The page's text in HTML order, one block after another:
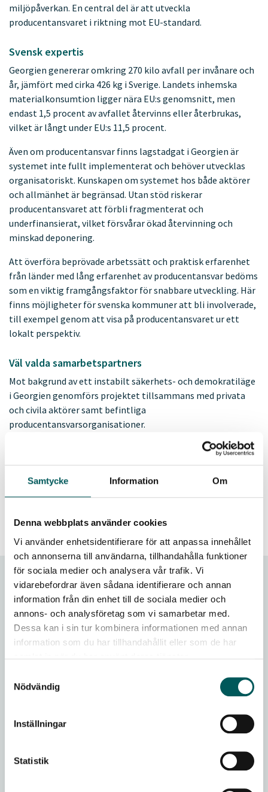
Samtycke Information Om
Denna webbplats använder cookies
Vi använder enhetsidentifierare för att anpassa innehållet
och annonserna till användarna, tillhandahålla funktioner
för sociala medier och analysera vår trafik. Vi
vidarebefordrar även sådana identifierare och annan
information från din enhet till de sociala medier och
annons- och analysföretag som vi samarbetar med.
Dessa kan i sin tur kombinera informationen med annan
information som du har tillhandahållit eller som de har
Nödvändig
Inställningar
Statistik
Frågor vi driver
Vad vi tycker
Aktuella sakfrågor
Avfall Sverige i samarbete med FN
Ukrainas avfallshantering stärks
miljöpåverkan. En central del är att utveckla
producentansvaret i riktning mot EU-standard.
Svensk expertis
Georgien genererar omkring 270 kilo avfall per invånare och
år, jämfört med cirka 426 kg i Sverige. Landets inhemska
materialkonsumtion ligger nära EU:s genomsnitt, men
endast 1,5 procent av avfallet återvinns eller återbrukas,
vilket är långt under EU:s 11,5 procent.
Även om producentansvar finns lagstadgat i Georgien är
systemet inte fullt implementerat och behöver utvecklas
organisatoriskt. Kunskapen om systemet hos både aktörer
och allmänhet är begränsad. Utan stöd riskerar
producentansvaret att förbli fragmenterat och
underfinansierat, vilket försvårar ökad återvinning och
minskad deponering.
Att överföra beprövade arbetssätt och praktisk erfarenhet
från länder med lång erfarenhet av producentansvar bedöms
som en viktig framgångsfaktor för snabbare utveckling. Här
finns möjligheter för svenska kommuner att bli involverade,
till exempel genom att visa på producentansvaret ur ett
lokalt perspektiv.
Väl valda samarbetspartners
Mot bakgrund av ett instabilt säkerhets- och demokratiläge
i Georgien genomförs projektet tillsammans med privata
och civila aktörer samt befintliga
producentansvarsorganisationer.
Målet är att bidra till ett mer robust och finansiellt hållbart
producentansvar genom samarbete längs hela värdekedjan.
Detta ligger i linje med Sveriges långsiktiga stöd till